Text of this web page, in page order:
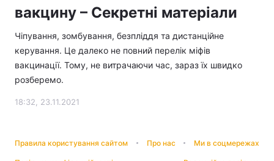
вакцину – Секретні матеріали
Чіпування, зомбування, безпліддя та дистанційне
керування. Це далеко не повний перелік міфів
вакцинації. Тому, не витрачаючи час, зараз їх швидко
розберемо.
18:32, 23.11.2021
Правила користування сайтом Про нас Ми в соцмережах